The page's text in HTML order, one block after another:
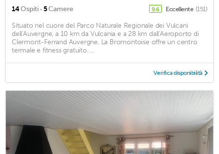
14Ospiti · 5Camere 9,6 Eccellente (151)
Situato nel cuore del Parco Naturale Regionale dei Vulcani
dell'Auvergne, a 10 km da Vulcania e a 28 km dall'Aeroporto di
Clermont-Ferrand Auvergne, La Bromontoise offre un centro
termale e fitness gratuito. ...
Verifica disponibilità